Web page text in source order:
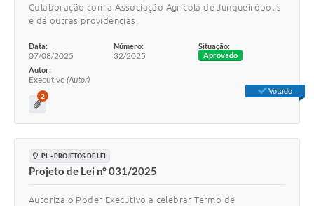
Colaboração com a Associação Agrícola de Junqueirópolis
e dá outras providências.
Data:
07/08/2025
Número:
32/2025
Situação:
Aprovado
Autor:
Executivo (Autor)
2
Votado
PL - PROJETOS DE LEI
Projeto de Lei nº 031/2025
Autoriza o Poder Executivo a celebrar Termo de